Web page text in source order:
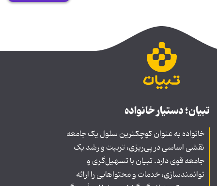
تبیان؛ دستیار خانواده
خانواده به عنوان کوچکترین سلول یک جامعه
نقشی اساسی در پی‌ریزی، تربیت و رشد یک
جامعه قوی دارد. تبیان با تسهیل‌گری و
توانمندسازی، خدمات و محتواهایی را ارائه